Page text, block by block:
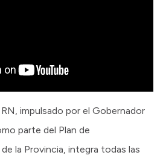
impulsado por el Gobernador
parte del Plan de
la Provincia, integra todas las